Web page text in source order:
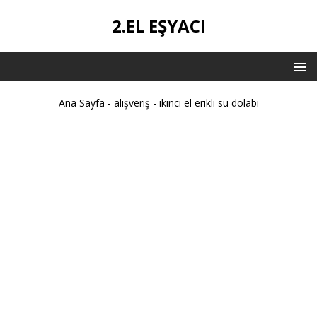
2.EL EŞYACI
Ana Sayfa - alışveriş - ikinci el erikli su dolabı